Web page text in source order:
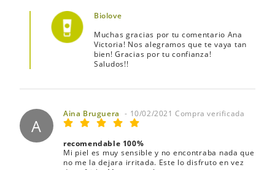
Biolove
Muchas gracias por tu comentario Ana
Victoria! Nos alegramos que te vaya tan
bien! Gracias por tu confianza!
Saludos!!
A
Aina Bruguera - 10/02/2021 Compra verificada
recomendable 100%
Mi piel es muy sensible y no encontraba nada que
no me la dejara irritada. Este lo disfruto en vez